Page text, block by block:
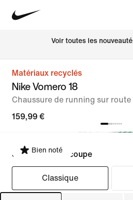
Voir toutes les
Matériaux recyclés
Nike Vomero 18
Chaussure de running sur
159,99 €
Bien noté
Sélectionner la coupe
Classique